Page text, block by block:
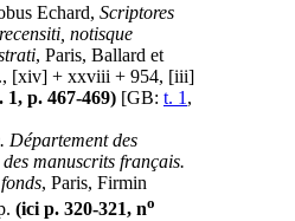
Echard, Scriptores
notisque
, Paris, Ballard et
[xiv] + xxviii + 954, [iii]
1, p. 467-469) [GB: t. 1 ,
Département des
manuscrits français.
, Paris, Firmin
(ici p. 320-321, no